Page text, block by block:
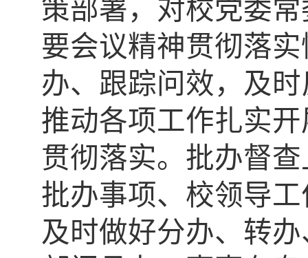
策部署，对校党委
要会议精神贯彻落
办、跟踪问效，及
推动各项工作扎实
贯彻落实。批办督
批办事项、校领导
及时做好分办、转